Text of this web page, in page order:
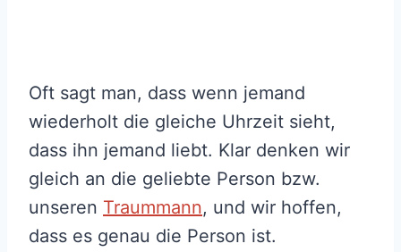
Oft sagt man, dass wenn jemand
wiederholt die gleiche Uhrzeit sieht,
dass ihn jemand liebt. Klar denken wir
gleich an die geliebte Person bzw.
unseren Traummann, und wir hoffen,
dass es genau die Person ist.